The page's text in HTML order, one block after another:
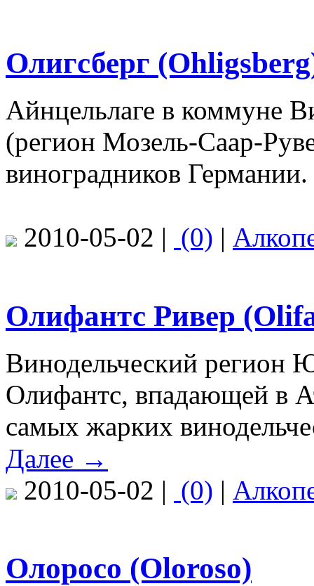
Олигсберг
Айнцельлаге в коммуне
(регион Мозель-Саар-
виноградников Германии.
2010-05-02 | (0) |
Олифантс Ривер
Винодельческий регион
Олифантс, впадающей в
самых жарких
Далее →
2010-05-02 | (0) |
Олоросо (Oloroso)